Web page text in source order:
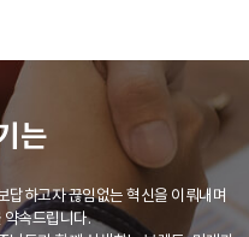
는
답하고자 끊임없는 혁신을 이뤄내며
약속드립니다.